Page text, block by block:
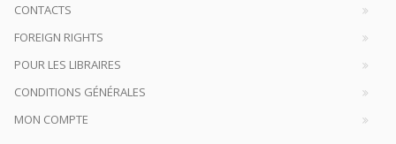
CONTACTS
FOREIGN RIGHTS
POUR LES LIBRAIRES
CONDITIONS GÉNÉRALES
MON COMPTE